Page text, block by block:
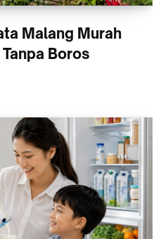
Malang Murah
Boros